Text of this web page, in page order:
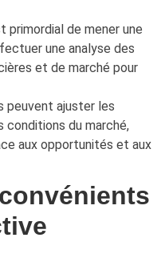
primordial de mener une
une analyse des
et de marché pour
peuvent ajuster les
du marché,
aux opportunités et aux